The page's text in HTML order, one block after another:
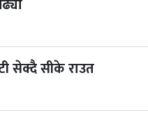
सेक्दै सीके राउत